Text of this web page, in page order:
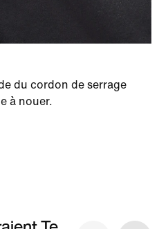
du cordon de serrage
à nouer.